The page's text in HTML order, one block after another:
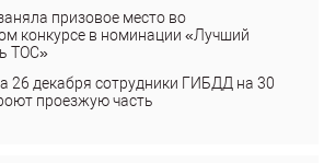
призовое место во
конкурсе в номинации «Лучший
ТОС»
26 декабря сотрудники ГИБДД на 30
проезжую часть